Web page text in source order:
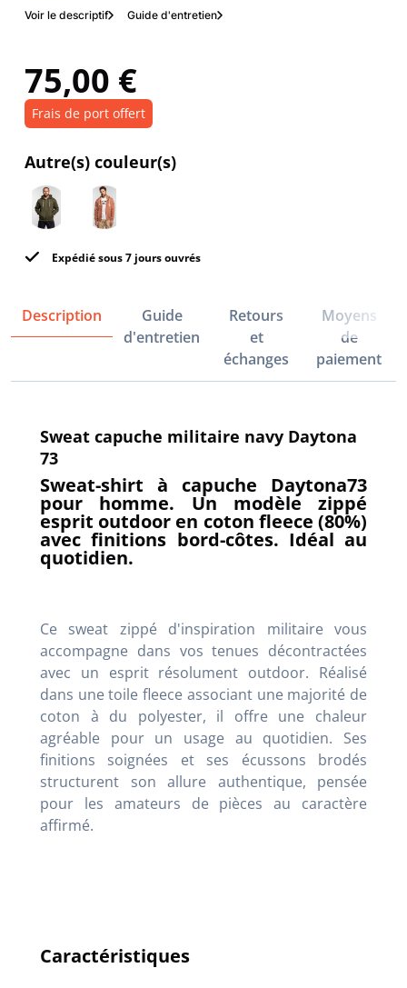
Voir le descriptif Guide d'entretien
75,00 €
Frais de port offert
Autre(s) couleur(s)
Expédié sous 7 jours ouvrés
Description
Guide
d'entretien
Retours
et
échanges
Moyens
de
paiement
Sweat capuche militaire navy Daytona
73
Sweat-shirt à capuche Daytona73
pour homme. Un modèle zippé
esprit outdoor en coton fleece (80%)
avec finitions bord-côtes. Idéal au
quotidien.
Ce sweat zippé d'inspiration militaire vous
accompagne dans vos tenues décontractées
avec un esprit résolument outdoor. Réalisé
dans une toile fleece associant une majorité de
coton à du polyester, il offre une chaleur
agréable pour un usage au quotidien. Ses
finitions soignées et ses écussons brodés
structurent son allure authentique, pensée
pour les amateurs de pièces au caractère
affirmé.
Caractéristiques